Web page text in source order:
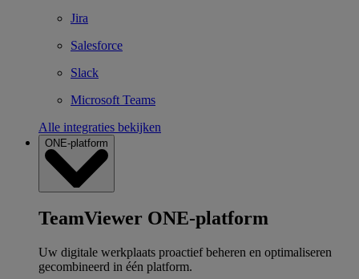
Jira
Salesforce
Slack
Microsoft Teams
Alle integraties bekijken
ONE-platform
TeamViewer ONE-platform
Uw digitale werkplaats proactief beheren en optimaliseren
gecombineerd in één platform.